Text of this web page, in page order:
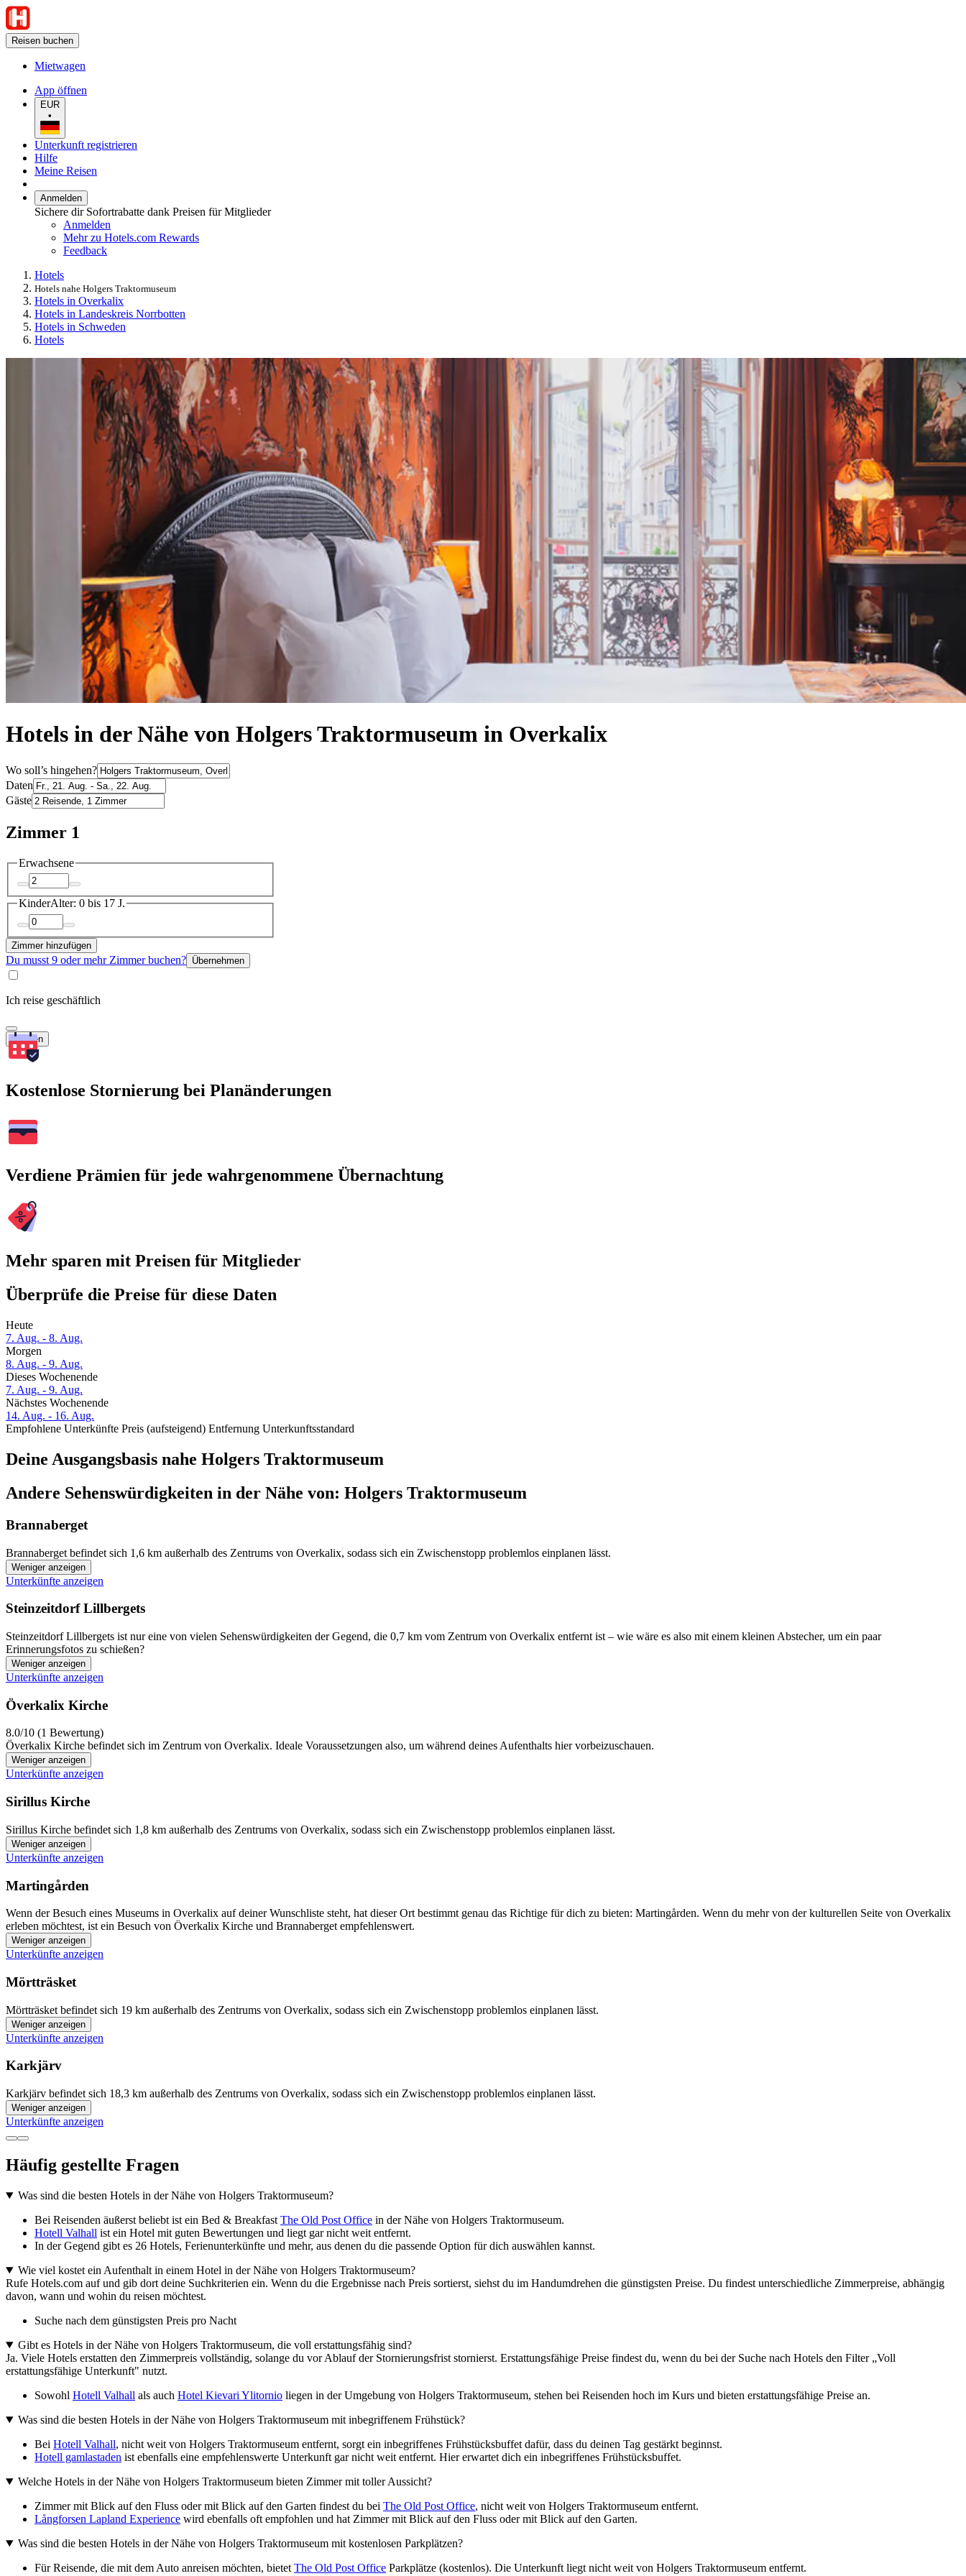
Reisen buchen
Mietwagen
App öffnen
EUR
•
Unterkunft registrieren
Hilfe
Meine Reisen
Anmelden
Sichere dir Sofortrabatte dank Preisen für Mitglieder
Anmelden
Mehr zu Hotels.com Rewards
Feedback
Hotels
Hotels nahe Holgers Traktormuseum
Hotels in Overkalix
Hotels in Landeskreis Norrbotten
Hotels in Schweden
Hotels
Hotels in der Nähe von Holgers Traktormuseum in Overkalix
Wo soll’s hingehen?
Daten
Gäste
Zimmer 1
Erwachsene
KinderAlter: 0 bis 17 J.
Zimmer hinzufügen
Du musst 9 oder mehr Zimmer buchen? Übernehmen
Ich reise geschäftlich
Suchen
Kostenlose Stornierung bei Planänderungen
Verdiene Prämien für jede wahrgenommene Übernachtung
Mehr sparen mit Preisen für Mitglieder
Überprüfe die Preise für diese Daten
Heute
7. Aug. - 8. Aug.
Morgen
8. Aug. - 9. Aug.
Dieses Wochenende
7. Aug. - 9. Aug.
Nächstes Wochenende
14. Aug. - 16. Aug.
Empfohlene Unterkünfte Preis (aufsteigend) Entfernung Unterkunftsstandard
Deine Ausgangsbasis nahe Holgers Traktormuseum
Andere Sehenswürdigkeiten in der Nähe von: Holgers Traktormuseum
Brannaberget
Brannaberget befindet sich 1,6 km außerhalb des Zentrums von Overkalix, sodass sich ein Zwischenstopp problemlos einplanen lässt.
Weniger anzeigen
Unterkünfte anzeigen
Steinzeitdorf Lillbergets
Steinzeitdorf Lillbergets ist nur eine von vielen Sehenswürdigkeiten der Gegend, die 0,7 km vom Zentrum von Overkalix entfernt ist – wie wäre es also mit einem kleinen Abstecher, um ein paar
Erinnerungsfotos zu schießen?
Weniger anzeigen
Unterkünfte anzeigen
Överkalix Kirche
8.0/10 (1 Bewertung)
Överkalix Kirche befindet sich im Zentrum von Overkalix. Ideale Voraussetzungen also, um während deines Aufenthalts hier vorbeizuschauen.
Weniger anzeigen
Unterkünfte anzeigen
Sirillus Kirche
Sirillus Kirche befindet sich 1,8 km außerhalb des Zentrums von Overkalix, sodass sich ein Zwischenstopp problemlos einplanen lässt.
Weniger anzeigen
Unterkünfte anzeigen
Martingården
Wenn der Besuch eines Museums in Overkalix auf deiner Wunschliste steht, hat dieser Ort bestimmt genau das Richtige für dich zu bieten: Martingården. Wenn du mehr von der kulturellen Seite von Overkalix
erleben möchtest, ist ein Besuch von Överkalix Kirche und Brannaberget empfehlenswert.
Weniger anzeigen
Unterkünfte anzeigen
Mörtträsket
Mörtträsket befindet sich 19 km außerhalb des Zentrums von Overkalix, sodass sich ein Zwischenstopp problemlos einplanen lässt.
Weniger anzeigen
Unterkünfte anzeigen
Karkjärv
Karkjärv befindet sich 18,3 km außerhalb des Zentrums von Overkalix, sodass sich ein Zwischenstopp problemlos einplanen lässt.
Weniger anzeigen
Unterkünfte anzeigen
Häufig gestellte Fragen
Was sind die besten Hotels in der Nähe von Holgers Traktormuseum?
Bei Reisenden äußerst beliebt ist ein Bed & Breakfast The Old Post Office in der Nähe von Holgers Traktormuseum.
Hotell Valhall ist ein Hotel mit guten Bewertungen und liegt gar nicht weit entfernt.
In der Gegend gibt es 26 Hotels, Ferienunterkünfte und mehr, aus denen du die passende Option für dich auswählen kannst.
Wie viel kostet ein Aufenthalt in einem Hotel in der Nähe von Holgers Traktormuseum?
Rufe Hotels.com auf und gib dort deine Suchkriterien ein. Wenn du die Ergebnisse nach Preis sortierst, siehst du im Handumdrehen die günstigsten Preise. Du findest unterschiedliche Zimmerpreise, abhängig
davon, wann und wohin du reisen möchtest.
Suche nach dem günstigsten Preis pro Nacht
Gibt es Hotels in der Nähe von Holgers Traktormuseum, die voll erstattungsfähig sind?
Ja. Viele Hotels erstatten den Zimmerpreis vollständig, solange du vor Ablauf der Stornierungsfrist stornierst. Erstattungsfähige Preise findest du, wenn du bei der Suche nach Hotels den Filter „Voll
erstattungsfähige Unterkunft" nutzt.
Sowohl Hotell Valhall als auch Hotel Kievari Ylitornio liegen in der Umgebung von Holgers Traktormuseum, stehen bei Reisenden hoch im Kurs und bieten erstattungsfähige Preise an.
Was sind die besten Hotels in der Nähe von Holgers Traktormuseum mit inbegriffenem Frühstück?
Bei Hotell Valhall, nicht weit von Holgers Traktormuseum entfernt, sorgt ein inbegriffenes Frühstücksbuffet dafür, dass du deinen Tag gestärkt beginnst.
Hotell gamlastaden ist ebenfalls eine empfehlenswerte Unterkunft gar nicht weit entfernt. Hier erwartet dich ein inbegriffenes Frühstücksbuffet.
Welche Hotels in der Nähe von Holgers Traktormuseum bieten Zimmer mit toller Aussicht?
Zimmer mit Blick auf den Fluss oder mit Blick auf den Garten findest du bei The Old Post Office, nicht weit von Holgers Traktormuseum entfernt.
Långforsen Lapland Experience wird ebenfalls oft empfohlen und hat Zimmer mit Blick auf den Fluss oder mit Blick auf den Garten.
Was sind die besten Hotels in der Nähe von Holgers Traktormuseum mit kostenlosen Parkplätzen?
Für Reisende, die mit dem Auto anreisen möchten, bietet The Old Post Office Parkplätze (kostenlos). Die Unterkunft liegt nicht weit von Holgers Traktormuseum entfernt.